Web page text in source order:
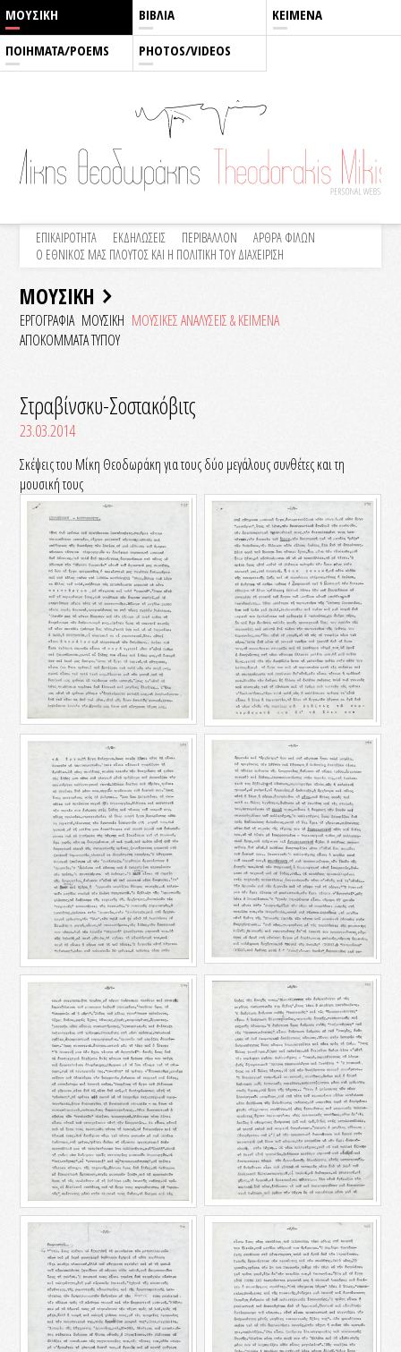
ΜΟΥΣΙΚΗ ΒΙΒΛΙΑ ΚΕΙΜΕΝΑ
ΠΟΙΗΜΑΤΑ/POEMS PHOTOS/VIDEOS
ΕΠΙΚΑΙΡΟΤΗΤΑ ΕΚΔΗΛΩΣΕΙΣ ΠΕΡΙΒΑΛΛΟΝ
ΑΡΘΡΑ ΦΙΛΩΝ
Ο ΕΘΝΙΚΟΣ ΜΑΣ ΠΛΟΥΤΟΣ ΚΑΙ Η ΠΟΛΙΤΙΚΗ ΤΟΥ ΔΙΑΧΕΙΡΙΣΗ
ΜΟΥΣΙΚΗ
ΕΡΓΟΓΡΑΦΙΑ ΜΟΥΣΙΚΗ ΜΟΥΣΙΚΕΣ ΑΝΑΛΥΣΕΙΣ & KEIMENA
ΑΠΟΚΟΜΜΑΤΑ ΤΥΠΟΥ
Στραβίνσκυ-Σοστακόβιτς
23.03.2014
Σκέψεις του Μίκη Θεοδωράκη για τους δύο μεγάλους συνθέτες και τη
μουσική τους